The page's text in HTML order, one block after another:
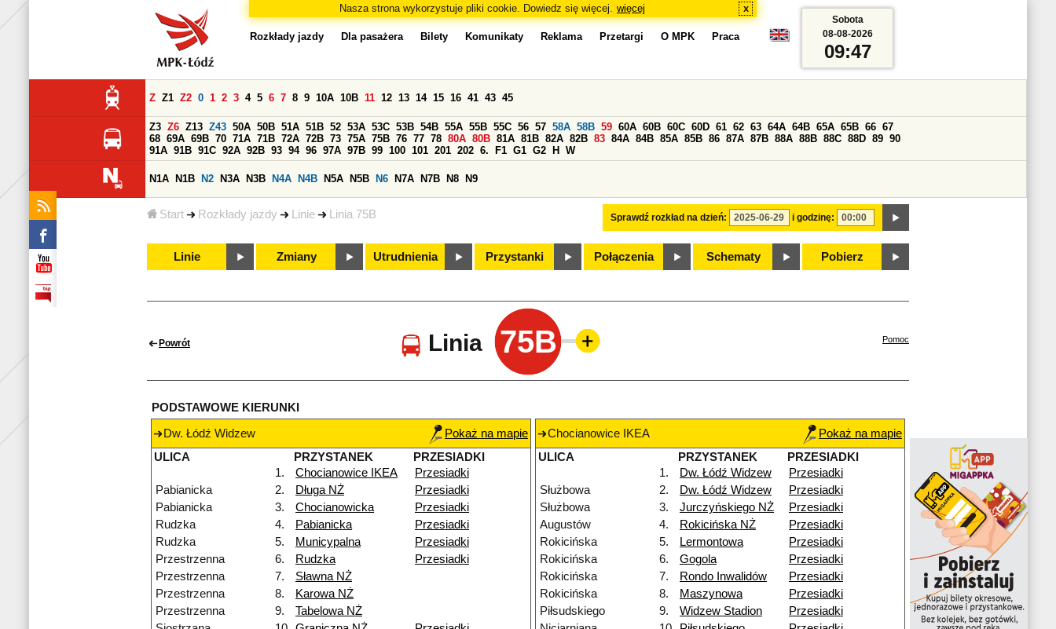
Nasza strona wykorzystuje pliki cookie. Dowiedz się więcej. więcej x
Start Rozkłady jazdy Linie Linia 75B
Rozkłady jazdy Dla pasażera Bilety Komunikaty Reklama Przetargi O MPK Praca
Sprawdź rozkład na dzień: i godzinę:
Z Z1 Z2 0 1 2 3 4 5 6 7 8 9 10A 10B 11 12 13 14 15 16 41 43 45
Z3 Z6 Z13 Z43 50A 50B 51A 51B 52 53A 53C 53B 54B 55A 55B 55C 56 57 58A 58B 59 60A 60B 60C 60D 61 62 63 64A 64B 65A 65B 66 67
68 69A 69B 70 71A 71B 72A 72B 73 75A 75B 76 77 78 80A 80B 81A 81B 82A 82B 83 84A 84B 85A 85B 86 87A 87B 88A 88B 88C 88D 89 90
91A 91B 91C 92A 92B 93 94 96 97A 97B 99 100 101 201 202 6. F1 G1 G2 H W
N1A N1B N2 N3A N3B N4A N4B N5A N5B N6 N7A N7B N8 N9
Linie Zmiany Utrudnienia Przystanki Połączenia Schematy Pobierz
Sobota
08-08-2026
09:47
Powrót Linia 75B Pomoc
PODSTAWOWE KIERUNKI
Dw. Łódź Widzew
Pokaż na mapie
ULICA
PRZYSTANEK
PRZESIADKI
1.
Chocianowice IKEA
Przesiadki
Pabianicka
2. Długa NŻ
Przesiadki
Pabianicka
3. Chocianowicka
Przesiadki
Rudzka
4. Pabianicka
Przesiadki
Rudzka
5. Municypalna
Przesiadki
Przestrzenna
6. Rudzka
Przesiadki
Przestrzenna
7.
Sławna NŻ
Przestrzenna
8.
Karowa NŻ
Przestrzenna
9.
Tabelowa NŻ
Chocianowice IKEA
Pokaż na mapie
ULICA
PRZYSTANEK
PRZESIADKI
1.
Dw. Łódź Widzew
Przesiadki
Służbowa
2. Dw. Łódź Widzew
Przesiadki
Służbowa
3. Jurczyńskiego NŻ
Przesiadki
Augustów
4. Rokicińska NŻ
Przesiadki
Rokicińska
5. Lermontowa
Przesiadki
Rokicińska
6. Gogola
Przesiadki
Rokicińska
7. Rondo Inwalidów
Przesiadki
Rokicińska
8. Maszynowa
Przesiadki
Piłsudskiego
9. Widzew Stadion
Przesiadki